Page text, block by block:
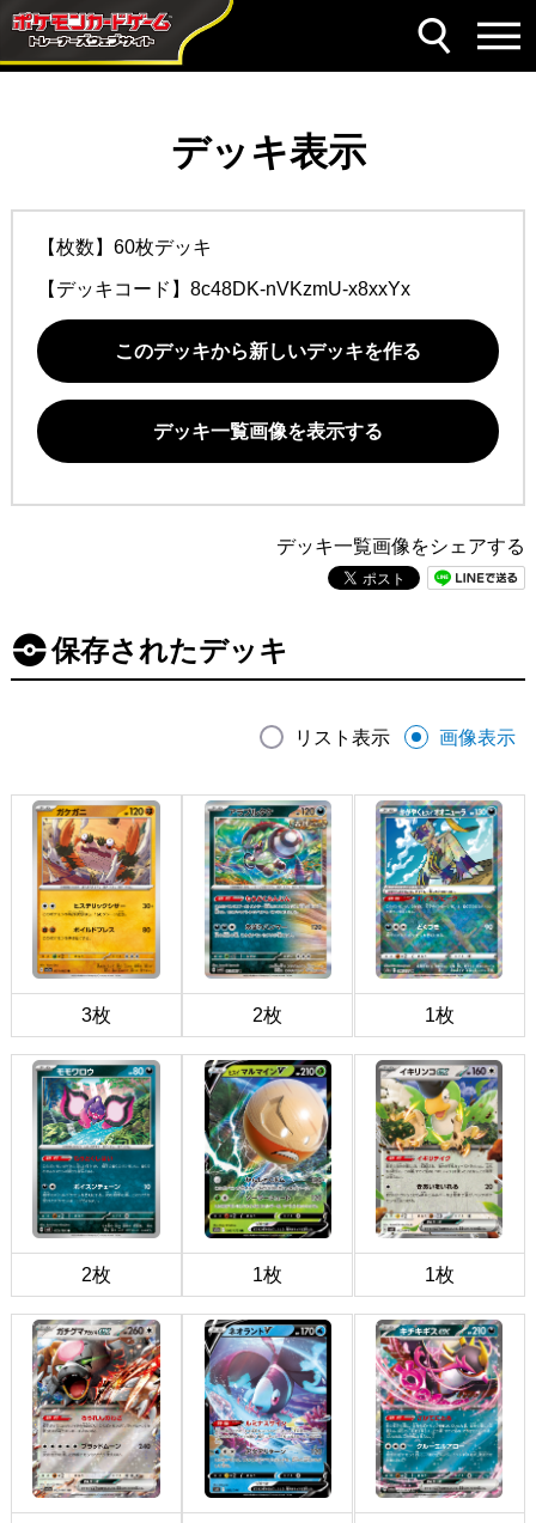
デッキ表示
【枚数】60枚デッキ
【デッキコード】 8c48DK-nVKzmU-x8xxYx
このデッキから新しいデッキを作る
デッキ一覧画像を表示する
デッキ一覧画像をシェアする
保存されたデッキ
リスト表示 画像表示
3枚 2枚 1枚
2枚 1枚 1枚